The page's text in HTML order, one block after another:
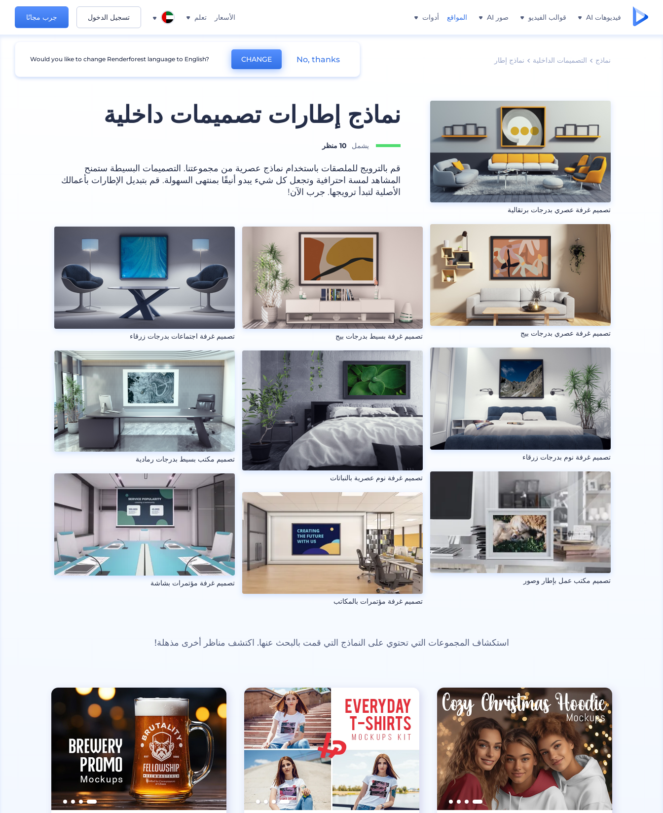
فيديوهات AI قوالب الفيديو صور AI المواقع أدوات الأسعار تعلم تسجيل الدخول جرب مجانًا
نماذج التصميمات الداخلية نماذج إطار
تصميم غرفة عصري بدرجات برتقالية
تصميم غرفة عصري بدرجات بيج
تصميم غرفة نوم بدرجات زرقاء
تصميم مكتب عمل بإطار وصور
نماذج إطارات تصميمات داخلية
يشمل 10 منظر
قم بالترويج للملصقات باستخدام نماذج عصرية من مجموعتنا. التصميمات البسيطة ستمنح
المشاهد لمسة احترافية وتجعل كل شيء يبدو أنيقًا بمنتهى السهولة. قم بتبديل الإطارات بأعمالك
الأصلية لتبدأ ترويجها. جرب الآن!
تصميم غرفة بسيط بدرجات بيج
تصميم غرفة نوم عصرية بالنباتات
تصميم غرفة مؤتمرات بالمكاتب
تصميم غرفة اجتماعات بدرجات زرقاء
تصميم مكتب بسيط بدرجات رمادية
تصميم غرفة مؤتمرات بشاشة
استكشاف المجموعات التي تحتوي على النماذج التي قمت بالبحث عنها. اكتشف مناظر أخرى مذهلة!
Would you like to change Renderforest language to English? CHANGE No, thanks